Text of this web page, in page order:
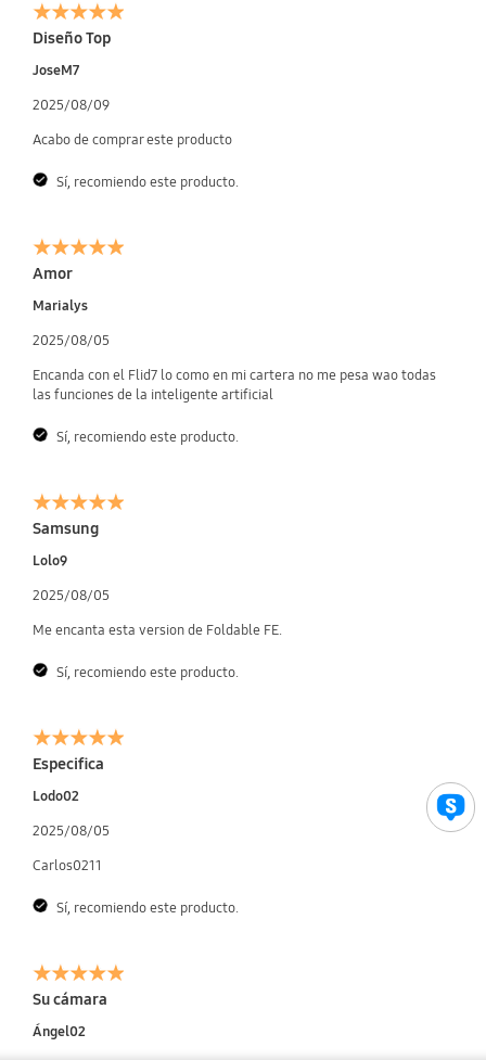
Diseño Top
JoseM7
2025/08/09
Acabo de comprar este producto
Sí, recomiendo este producto.
Amor
Marialys
2025/08/05
Encanda con el Flid7 lo como en mi cartera no me pesa wao todas
las funciones de la inteligente artificial
Sí, recomiendo este producto.
Samsung
Lolo9
2025/08/05
Me encanta esta version de Foldable FE.
Sí, recomiendo este producto.
Especifica
Lodo02
2025/08/05
Carlos0211
Sí, recomiendo este producto.
Su cámara
Ángel02